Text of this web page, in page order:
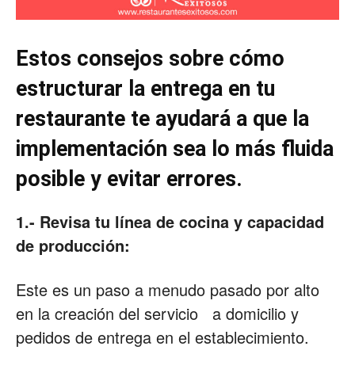
Estos consejos sobre cómo
estructurar la entrega en tu
restaurante te ayudará a que la
implementación sea lo más fluida
posible y evitar errores.
1.- Revisa tu línea de cocina y capacidad
de producción:
Este es un paso a menudo pasado por alto
en la creación del servicio a domicilio y
pedidos de entrega en el establecimiento.